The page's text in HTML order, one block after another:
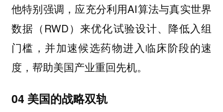
他特别强调，应充分利用AI算法与真实世界
数据（RWD）来优化试验设计、降低入组
门槛，并加速候选药物进入临床阶段的速
度，帮助美国产业重回先机。
04 美国的战略双轨